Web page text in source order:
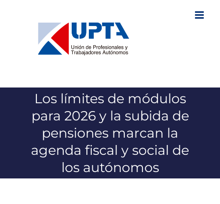
Los límites de módulos
para 2026 y la subida de
pensiones marcan la
agenda fiscal y social de
los autónomos